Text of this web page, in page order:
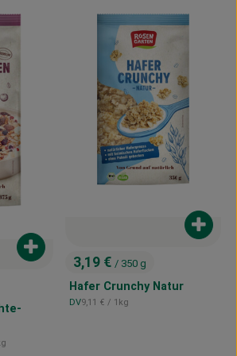
Produkt zum Warenkorb hinzufügen
, Preis:
3,19 € / 350 g
Hafer Crunchy Natur
, Herkunft:
DV, Referenzpreis:
9,11 € / 1kg